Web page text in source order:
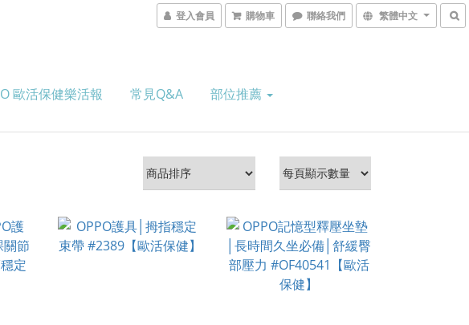
登入會員 購物車 聯絡我們 繁體中文
歐活保健樂活報 常見Q&A 部位推薦